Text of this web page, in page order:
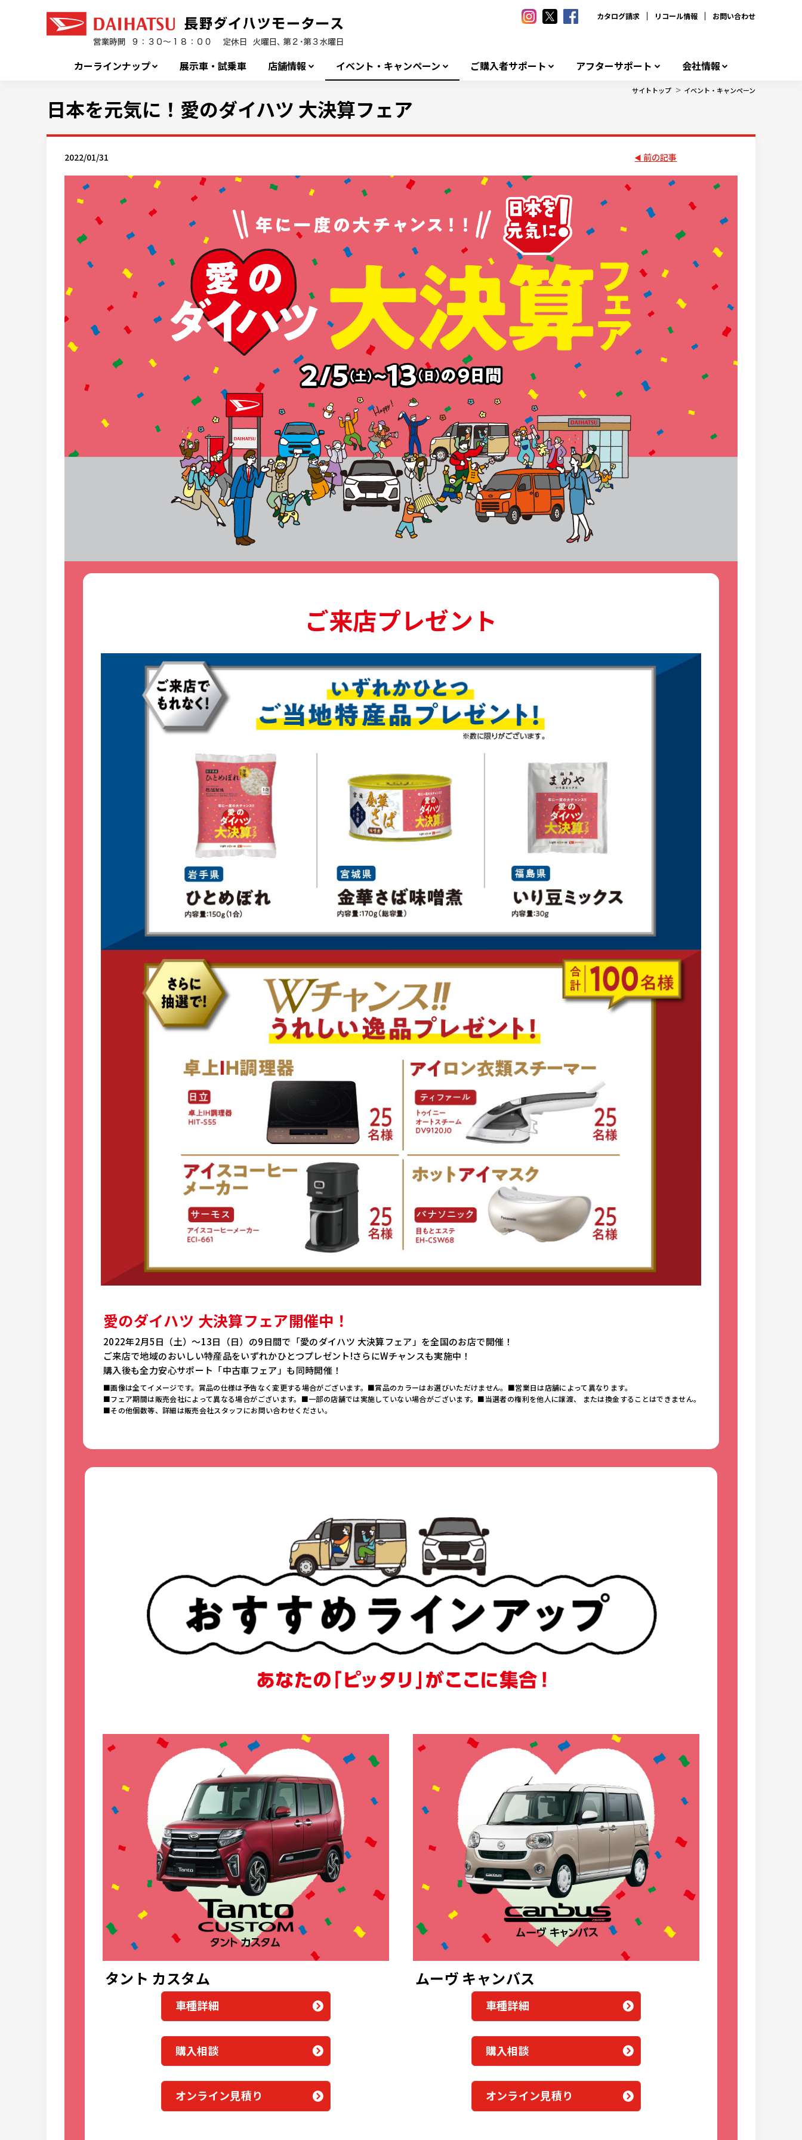
カタログ請求 リコール情報 お問い合わせ
カーラインナップ 展示車・試乗車 店舗情報 イベント・キャンペーン ご購入者サポート アフターサポート 会社情報
サイトトップ > イベント・キャンペーン
日本を元気に！愛のダイハツ 大決算フェア
2022/01/31 前の記事
ご来店プレゼント
愛のダイハツ 大決算フェア開催中！
2022年2月5日（土）～13日（日）の9日間で「愛のダイハツ 大決算フェア」を全国のお店で開催！
ご来店で地域のおいしい特産品をいずれかひとつプレゼント!さらにWチャンスも実施中！
購入後も全力安心サポート「中古車フェア」も同時開催！
■画像は全てイメージです。賞品の仕様は予告なく変更する場合がございます。■賞品のカラーはお選びいただけません。■営業日は店舗によって異なります。
■フェア期間は販売会社によって異なる場合がございます。■一部の店舗では実施していない場合がございます。■当選者の権利を他人に譲渡、 または換金することはできません。
■その他個数等、詳細は販売会社スタッフにお問い合わせください。
タント カスタム
車種詳細
購入相談
オンライン見積り
ムーヴ キャンバス
車種詳細
購入相談
オンライン見積り